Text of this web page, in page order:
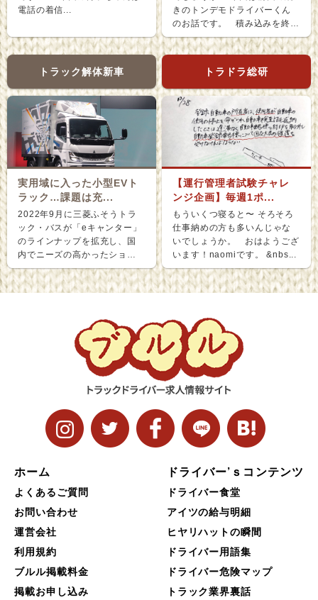
電話の着信...
きのトンデモドライバーくん
のお話です。 積み込みを終
え、ホッと...
トラック解体新車
実用域に入った小型EVト
ラック…課題は充...
2022年9月に三菱ふそうトラ
ック・バスが「eキャンター」
のラインナップを拡充し、国
内でニーズの高かったショー
ト＆ナローボディ（G...
トラドラ総研
【運行管理者試験チャレ
ンジ企画】毎週1ポ...
もういくつ寝ると〜 そろそろ
仕事納めの方も多いんじゃな
いでしょうか。 おはようござ
います！naomiです。 &nbs...
ホーム
よくあるご質問
お問い合わせ
運営会社
利用規約
ブルル掲載料金
掲載お申し込み
ドライバー’ｓコンテンツ
ドライバー食堂
アイツの給与明細
ヒヤリハットの瞬間
ドライバー用語集
ドライバー危険マップ
トラック業界裏話